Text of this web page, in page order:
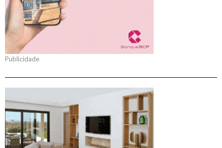
Publicidade